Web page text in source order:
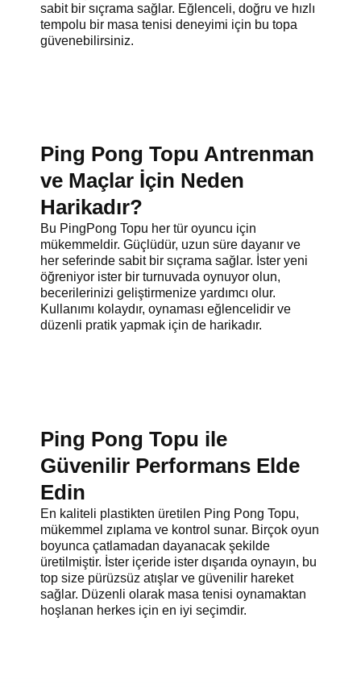
sabit bir sıçrama sağlar. Eğlenceli, doğru ve hızlı
tempolu bir masa tenisi deneyimi için bu topa
güvenebilirsiniz.
Ping Pong Topu Antrenman
ve Maçlar İçin Neden
Harikadır?
Bu PingPong Topu her tür oyuncu için
mükemmeldir. Güçlüdür, uzun süre dayanır ve
her seferinde sabit bir sıçrama sağlar. İster yeni
öğreniyor ister bir turnuvada oynuyor olun,
becerilerinizi geliştirmenize yardımcı olur.
Kullanımı kolaydır, oynaması eğlencelidir ve
düzenli pratik yapmak için de harikadır.
Ping Pong Topu ile
Güvenilir Performans Elde
Edin
En kaliteli plastikten üretilen Ping Pong Topu,
mükemmel zıplama ve kontrol sunar. Birçok oyun
boyunca çatlamadan dayanacak şekilde
üretilmiştir. İster içeride ister dışarıda oynayın, bu
top size pürüzsüz atışlar ve güvenilir hareket
sağlar. Düzenli olarak masa tenisi oynamaktan
hoşlanan herkes için en iyi seçimdir.